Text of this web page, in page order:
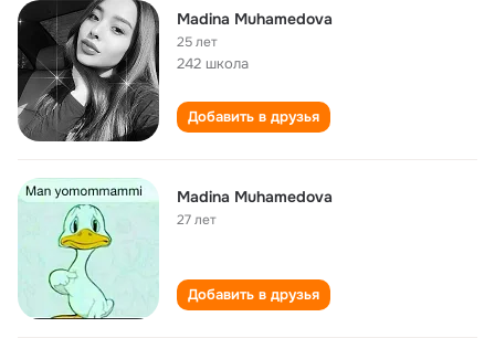
Madina Muhamedova
25 лет
242 школа
Добавить в друзья
Madina Muhamedova
27 лет
Добавить в друзья